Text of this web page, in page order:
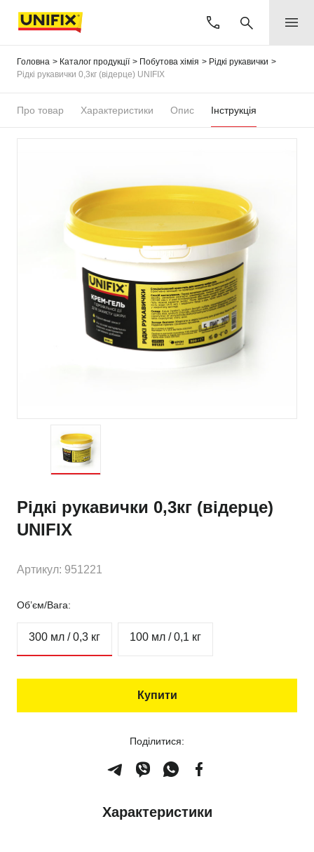
Головна Каталог продукції Побутова хімія
Рідкі рукавички
Рідкі рукавички 0,3кг (відерце) UNIFIX
Про товар Характеристики Опис Інструкція
Рідкі рукавички 0,3кг (відерце)
UNIFIX
Артикул: 951221
Об’єм/Вага:
300 мл / 0,3 кг 100 мл / 0,1 кг
Купити
Поділитися:
Характеристики